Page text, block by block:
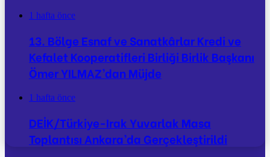
1 hafta önce
13. Bölge Esnaf ve Sanatkârlar Kredi ve
Kefalet Kooperatifleri Birliği Birlik Başkanı
Ömer YILMAZ’dan Müjde
1 hafta önce
DEİK/Türkiye-Irak Yuvarlak Masa
Toplantısı Ankara’da Gerçekleştirildi